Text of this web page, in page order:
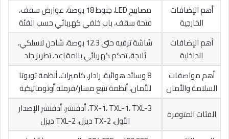
أهم الإضافات
الخارجية
مصابيح LED، جنوط 18 بوصة، عوارض سقف،
فتحة سقف، باب خلفي كهربائي حسب الفئة
أهم الإضافات
الداخلية
شاشة ترفيه حتى 12.3 بوصة، شاحن لاسلكي،
ثلاجة، تحكم كهربائي بالمقاعد، تطريز جلد
أهم مواصفات
السلامة والأمان
8 وسائد هوائية، رادار، كاميرات، أنظمة تويوتا
للأمان، أنظمة تتبع مسار/فرملة أوتوماتيكية
الفئات المتوفرة
TX-1، TXL-1، TXL-3، أدفنشر، أدفنشر الإصدار
الأول، TX-2 ديزل، TXL-2 ديزل